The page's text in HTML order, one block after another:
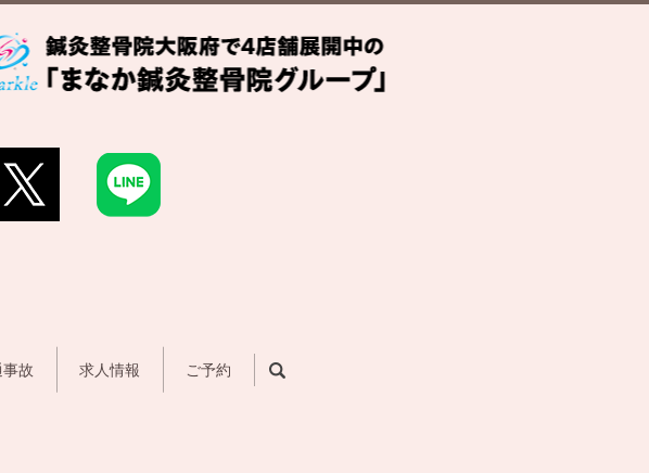
故 求人情報 ご予約 search